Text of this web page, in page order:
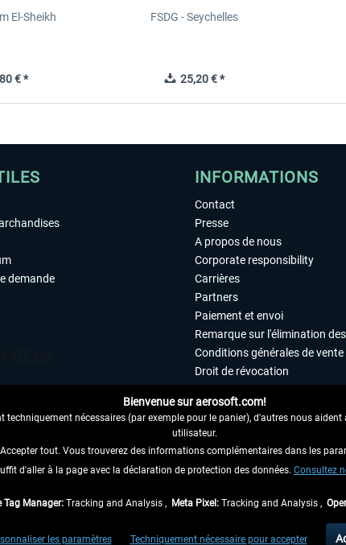
El-Sheikh
€ *
FSDG - Seychelles
25,20 € *
demande
AU CONTRAT ICI
INFORMATIONS
Contact
Presse
A propos de nous
Corporate responsibility
Carrières
Partners
Paiement et envoi
Remarque sur l'élimination
Conditions générales de vente
Droit de révocation
Accessibilité
Mentions légales
et, le cas échéant, frais de
Bienvenue sur aerosoft.com!
techniquement nécessaires (par exemple pour le panier), d'autres nous
utilisateur.
tout. Vous trouverez des informations complémentaires dans les
d'aller à la page avec la déclaration de protection des données. Consultez
Tag Manager: Tracking and Analysis , Meta Pixel: Tracking and Analysis ,
les paramètres Techniquement nécessaire pour accepter